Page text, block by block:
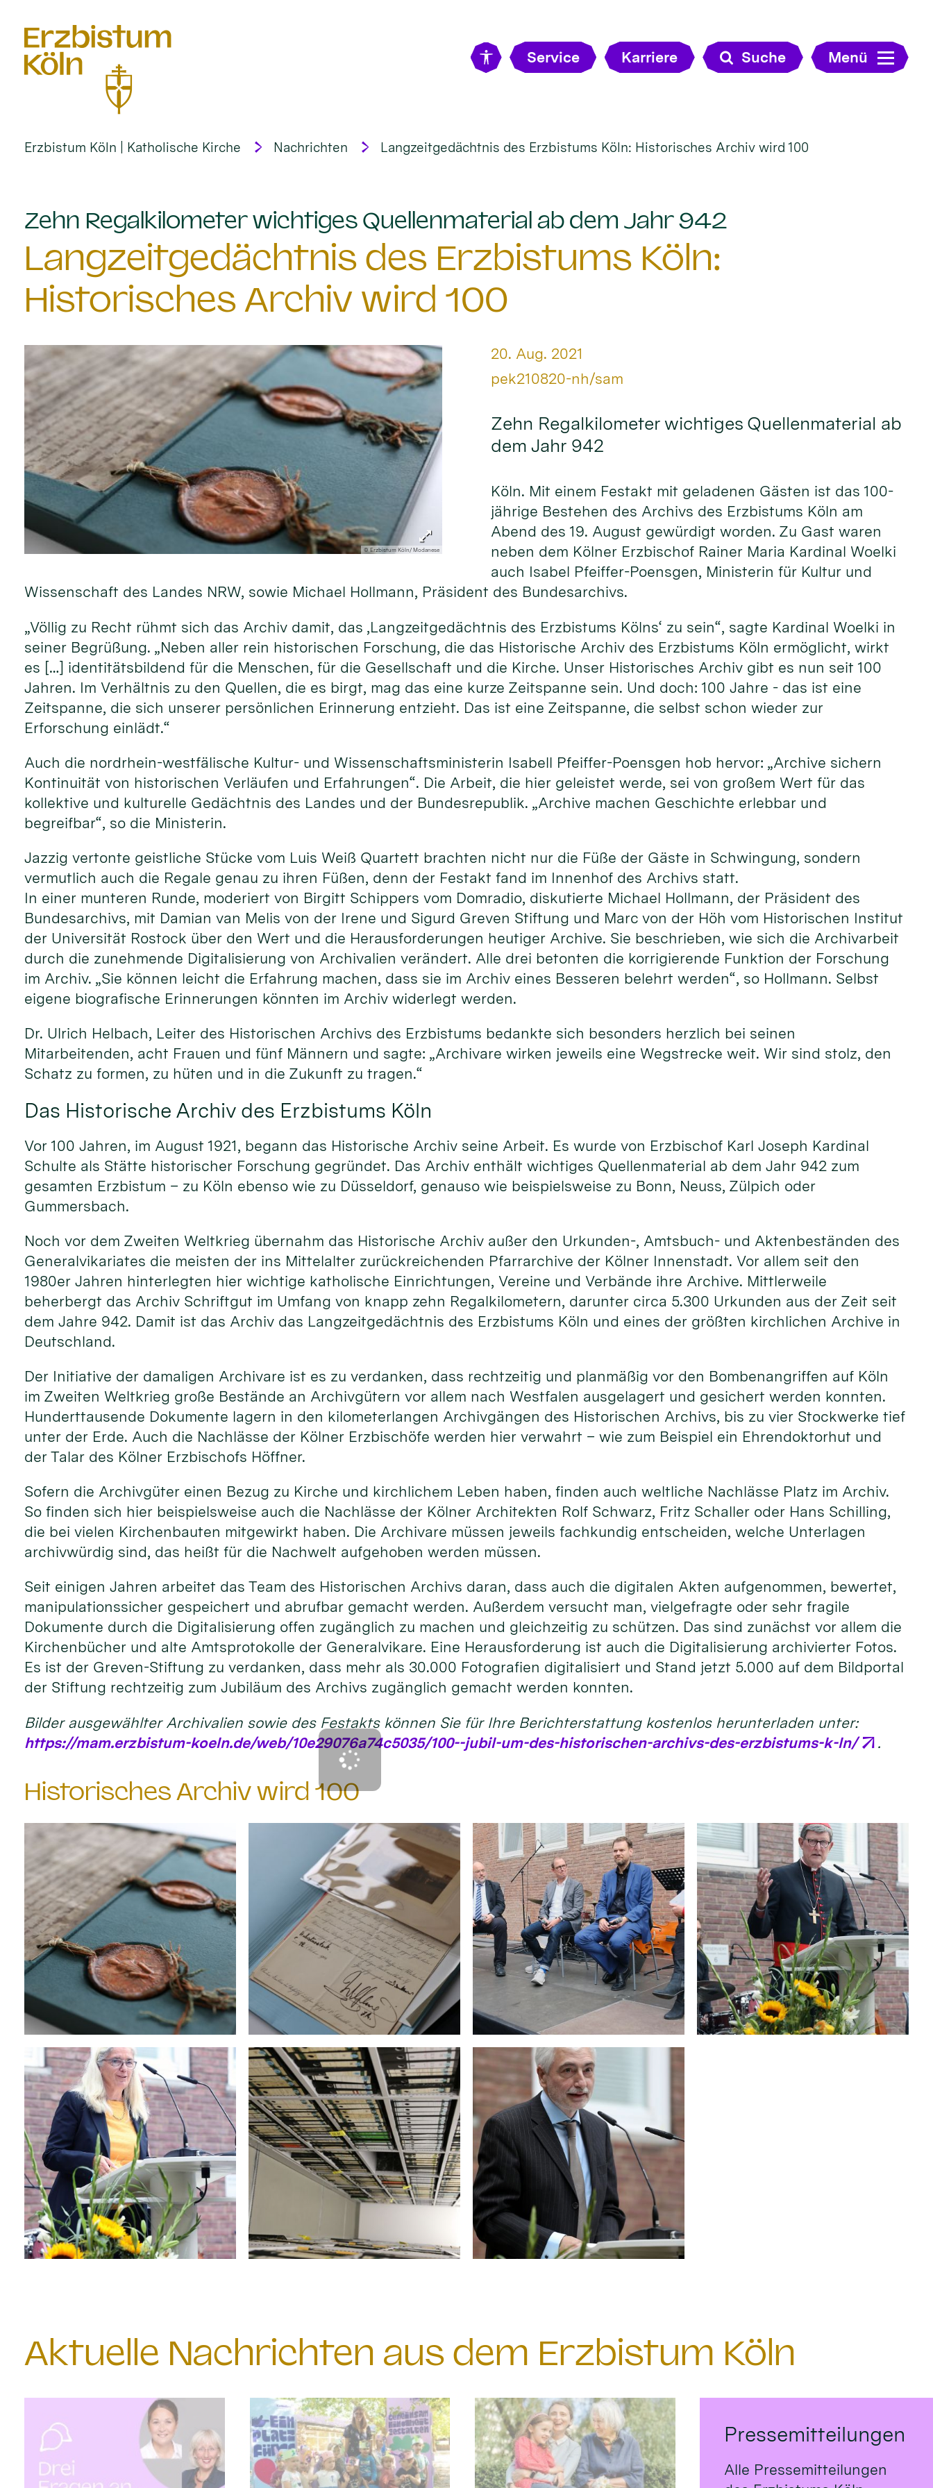
Service Karriere Suche Menü
Erzbistum Köln | Katholische Kirche Nachrichten Langzeitgedächtnis des Erzbistums Köln: Historisches Archiv wird 100
Zehn Regalkilometer wichtiges Quellenmaterial ab dem Jahr 942
Langzeitgedächtnis des Erzbistums Köln:
Historisches Archiv wird 100
© Erzbistum Köln/ Modanese
Datum:
20. Aug. 2021
Von:
pek210820-nh/sam
Zehn Regalkilometer wichtiges Quellenmaterial ab
dem Jahr 942
Köln. Mit einem Festakt mit geladenen Gästen ist das 100-
jährige Bestehen des Archivs des Erzbistums Köln am
Abend des 19. August gewürdigt worden. Zu Gast waren
neben dem Kölner Erzbischof Rainer Maria Kardinal Woelki
auch Isabel Pfeiffer-Poensgen, Ministerin für Kultur und
Wissenschaft des Landes NRW, sowie Michael Hollmann, Präsident des Bundesarchivs.
„Völlig zu Recht rühmt sich das Archiv damit, das ‚Langzeitgedächtnis des Erzbistums Kölns‘ zu sein“, sagte Kardinal Woelki in
seiner Begrüßung. „Neben aller rein historischen Forschung, die das Historische Archiv des Erzbistums Köln ermöglicht, wirkt
es […] identitätsbildend für die Menschen, für die Gesellschaft und die Kirche. Unser Historisches Archiv gibt es nun seit 100
Jahren. Im Verhältnis zu den Quellen, die es birgt, mag das eine kurze Zeitspanne sein. Und doch: 100 Jahre - das ist eine
Zeitspanne, die sich unserer persönlichen Erinnerung entzieht. Das ist eine Zeitspanne, die selbst schon wieder zur
Erforschung einlädt.“
Auch die nordrhein-westfälische Kultur- und Wissenschaftsministerin Isabell Pfeiffer-Poensgen hob hervor: „Archive sichern
Kontinuität von historischen Verläufen und Erfahrungen“. Die Arbeit, die hier geleistet werde, sei von großem Wert für das
kollektive und kulturelle Gedächtnis des Landes und der Bundesrepublik. „Archive machen Geschichte erlebbar und
begreifbar“, so die Ministerin.
Jazzig vertonte geistliche Stücke vom Luis Weiß Quartett brachten nicht nur die Füße der Gäste in Schwingung, sondern
vermutlich auch die Regale genau zu ihren Füßen, denn der Festakt fand im Innenhof des Archivs statt.
In einer munteren Runde, moderiert von Birgitt Schippers vom Domradio, diskutierte Michael Hollmann, der Präsident des
Bundesarchivs, mit Damian van Melis von der Irene und Sigurd Greven Stiftung und Marc von der Höh vom Historischen Institut
der Universität Rostock über den Wert und die Herausforderungen heutiger Archive. Sie beschrieben, wie sich die Archivarbeit
durch die zunehmende Digitalisierung von Archivalien verändert. Alle drei betonten die korrigierende Funktion der Forschung
im Archiv. „Sie können leicht die Erfahrung machen, dass sie im Archiv eines Besseren belehrt werden“, so Hollmann. Selbst
eigene biografische Erinnerungen könnten im Archiv widerlegt werden.
Dr. Ulrich Helbach, Leiter des Historischen Archivs des Erzbistums bedankte sich besonders herzlich bei seinen
Mitarbeitenden, acht Frauen und fünf Männern und sagte: „Archivare wirken jeweils eine Wegstrecke weit. Wir sind stolz, den
Schatz zu formen, zu hüten und in die Zukunft zu tragen.“
Das Historische Archiv des Erzbistums Köln
Vor 100 Jahren, im August 1921, begann das Historische Archiv seine Arbeit. Es wurde von Erzbischof Karl Joseph Kardinal
Schulte als Stätte historischer Forschung gegründet. Das Archiv enthält wichtiges Quellenmaterial ab dem Jahr 942 zum
gesamten Erzbistum – zu Köln ebenso wie zu Düsseldorf, genauso wie beispielsweise zu Bonn, Neuss, Zülpich oder
Gummersbach.
Noch vor dem Zweiten Weltkrieg übernahm das Historische Archiv außer den Urkunden-, Amtsbuch- und Aktenbeständen des
Generalvikariates die meisten der ins Mittelalter zurückreichenden Pfarrarchive der Kölner Innenstadt. Vor allem seit den
1980er Jahren hinterlegten hier wichtige katholische Einrichtungen, Vereine und Verbände ihre Archive. Mittlerweile
beherbergt das Archiv Schriftgut im Umfang von knapp zehn Regalkilometern, darunter circa 5.300 Urkunden aus der Zeit seit
dem Jahre 942. Damit ist das Archiv das Langzeitgedächtnis des Erzbistums Köln und eines der größten kirchlichen Archive in
Deutschland.
Der Initiative der damaligen Archivare ist es zu verdanken, dass rechtzeitig und planmäßig vor den Bombenangriffen auf Köln
im Zweiten Weltkrieg große Bestände an Archivgütern vor allem nach Westfalen ausgelagert und gesichert werden konnten.
Hunderttausende Dokumente lagern in den kilometerlangen Archivgängen des Historischen Archivs, bis zu vier Stockwerke tief
unter der Erde. Auch die Nachlässe der Kölner Erzbischöfe werden hier verwahrt – wie zum Beispiel ein Ehrendoktorhut und
der Talar des Kölner Erzbischofs Höffner.
Sofern die Archivgüter einen Bezug zu Kirche und kirchlichem Leben haben, finden auch weltliche Nachlässe Platz im Archiv.
So finden sich hier beispielsweise auch die Nachlässe der Kölner Architekten Rolf Schwarz, Fritz Schaller oder Hans Schilling,
die bei vielen Kirchenbauten mitgewirkt haben. Die Archivare müssen jeweils fachkundig entscheiden, welche Unterlagen
archivwürdig sind, das heißt für die Nachwelt aufgehoben werden müssen.
Seit einigen Jahren arbeitet das Team des Historischen Archivs daran, dass auch die digitalen Akten aufgenommen, bewertet,
manipulationssicher gespeichert und abrufbar gemacht werden. Außerdem versucht man, vielgefragte oder sehr fragile
Dokumente durch die Digitalisierung offen zugänglich zu machen und gleichzeitig zu schützen. Das sind zunächst vor allem die
Kirchenbücher und alte Amtsprotokolle der Generalvikare. Eine Herausforderung ist auch die Digitalisierung archivierter Fotos.
Es ist der Greven-Stiftung zu verdanken, dass mehr als 30.000 Fotografien digitalisiert und Stand jetzt 5.000 auf dem Bildportal
der Stiftung rechtzeitig zum Jubiläum des Archivs zugänglich gemacht werden konnten.
Bilder ausgewählter Archivalien sowie des Festakts können Sie für Ihre Berichterstattung kostenlos herunterladen unter:
https://mam.erzbistum-koeln.de/web/10e29076a74c5035/100--jubil-um-des-historischen-archivs-des-erzbistums-k-ln/
.
Historisches Archiv wird 100
Aktuelle Nachrichten aus dem Erzbistum Köln
Pressemitteilungen
Alle Pressemitteilungen